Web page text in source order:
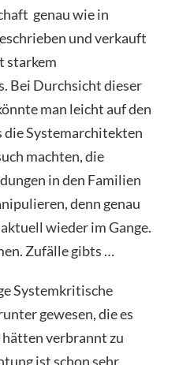
genau wie in
und verkauft
starkem
Bei Durchsicht dieser
man leicht auf den
die Systemarchitekten
machten, die
in den Familien
denn genau
wieder im Gange.
Zufälle gibts …
Systemkritische
gewesen, die es
verbrannt zu
ist schon sehr